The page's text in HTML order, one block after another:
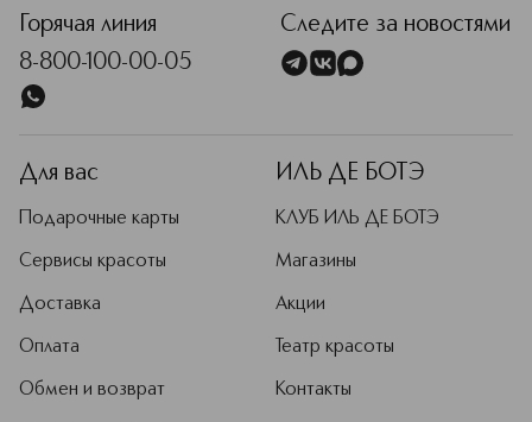
Горячая линия
8-800-100-00-05
Следите за новостями
Для вас
Подарочные карты
Сервисы красоты
Доставка
Оплата
Обмен и возврат
ИЛЬ ДЕ БОТЭ
КЛУБ ИЛЬ ДЕ БОТЭ
Магазины
Акции
Театр красоты
Контакты